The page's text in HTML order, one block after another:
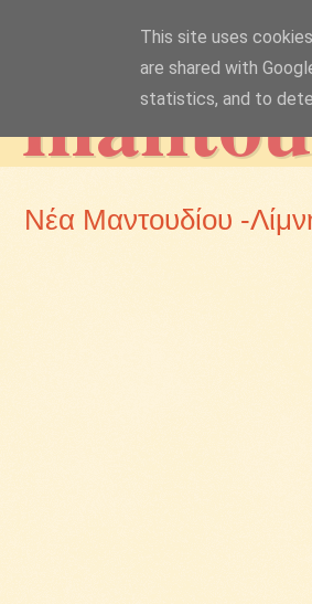
Νέα Μαντουδίου -
This site uses
are shared with
statistics, and to